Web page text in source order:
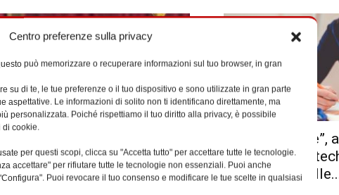
Centro preferenze sulla privacy
può memorizzare o recuperare informazioni sul tuo browser, in gran
su di te, le tue preferenze o il tuo dispositivo e sono utilizzate in gran parte
aspettative. Le informazioni di solito non ti identificano direttamente, ma
personalizzata. Poiché rispettiamo il tuo diritto alla privacy, è possibile
di cookie.
per questi scopi, clicca su "Accetta tutto" per accettare tutte le tecnologie.
accettare" per rifiutare tutte le tecnologie non essenziali. Puoi anche
Puoi revocare il tuo consenso e modificare le tue scelte in qualsiasi
del Verano
pastorale e
nell’ambito